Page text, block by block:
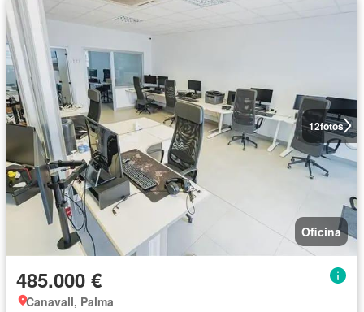
12fotos
Oficina
485.000 €
Canavall, Palma